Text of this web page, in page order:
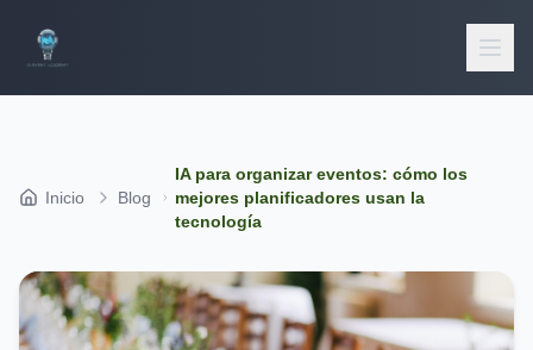
Inicio Blog
IA para organizar eventos: cómo los
mejores planificadores usan la
tecnología